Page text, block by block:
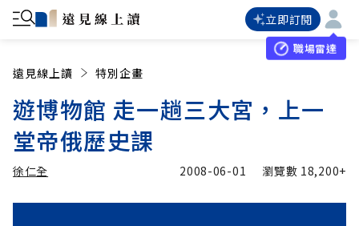
立即訂閱
職場雷達
遠見線上讀 特別企畫
遊博物館 走一趟三大宮，上一
堂帝俄歷史課
徐仁全 2008-06-01 瀏覽數 18,200+